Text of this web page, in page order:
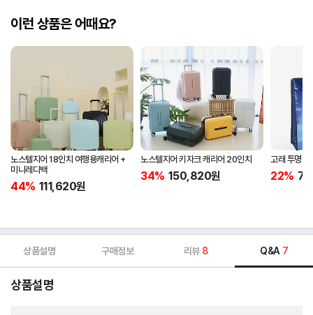
이런 상품은 어때요?
노스텔지어 18인치 여행용캐리어 +
미니레디백
44% 111,620원
노스텔지어 키자크 캐리어 20인치
34% 150,820원
고래 투명
22%
상품설명 구매정보 리뷰 8 Q&A 7
상품설명